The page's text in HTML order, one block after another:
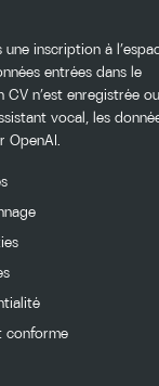
inscription à
entrées dans le
n’est enregistrée ou
vocal, les
OpenAI.
conforme